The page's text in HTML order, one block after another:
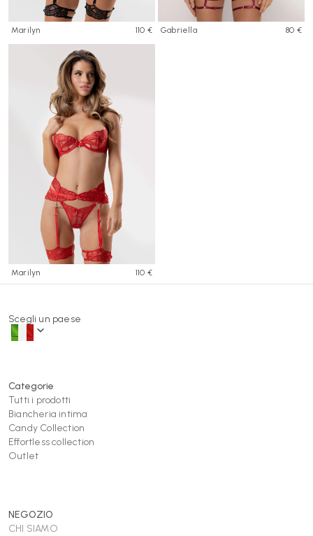
Marilyn 110 € Gabriella 80 €
Marilyn 110 €
Scegli un paese
Categorie
Tutti i prodotti
Biancheria intima
Candy Collection
Effortless collection
Outlet
NEGOZIO
CHI SIAMO